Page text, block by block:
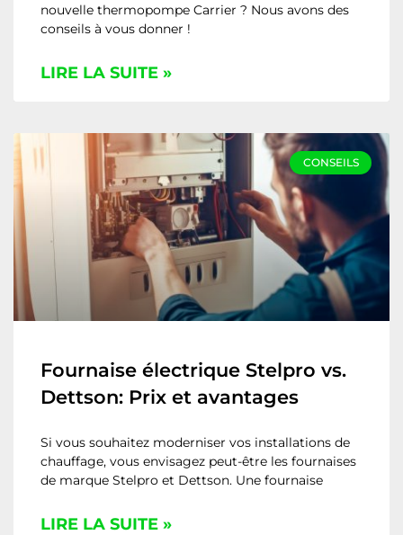
nouvelle thermopompe Carrier ? Nous avons des
conseils à vous donner !
LIRE LA SUITE »
CONSEILS
Fournaise électrique Stelpro vs.
Dettson: Prix et avantages
Si vous souhaitez moderniser vos installations de
chauffage, vous envisagez peut-être les fournaises
de marque Stelpro et Dettson. Une fournaise
LIRE LA SUITE »